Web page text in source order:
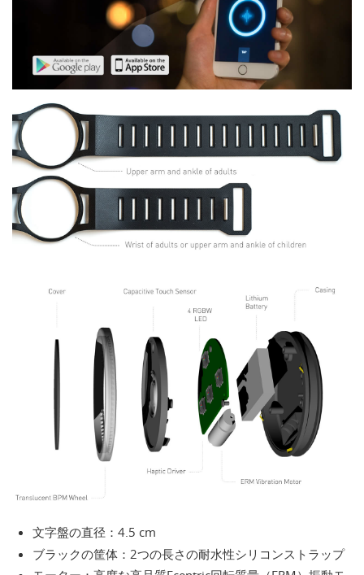
文字盤の直径：4.5 cm
ブラックの筐体：2つの長さの耐水性シリコンストラップ